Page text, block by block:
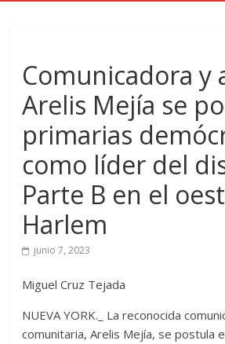
Comunicadora y
Arelis Mejía se
primarias
como líder del
Parte B en el
Harlem
junio 7, 2023
Miguel Cruz Tejada
NUEVA YORK._ La reconocida
comunitaria, Arelis Mejía, se postula